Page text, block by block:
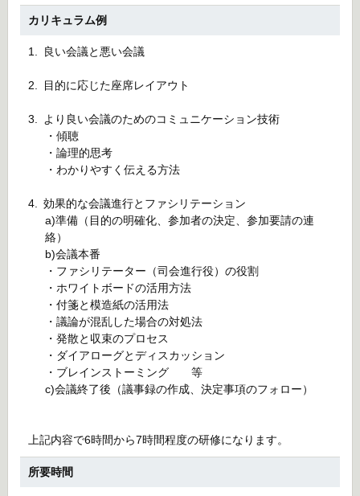
カリキュラム例
1. 良い会議と悪い会議
2. 目的に応じた座席レイアウト
3.
より良い会議のためのコミュニケーション技術
・傾聴
・論理的思考
・わかりやすく伝える方法
4.
効果的な会議進行とファシリテーション
a)準備（目的の明確化、参加者の決定、参加要請の連
絡）
b)会議本番
・ファシリテーター（司会進行役）の役割
・ホワイトボードの活用方法
・付箋と模造紙の活用法
・議論が混乱した場合の対処法
・発散と収束のプロセス
・ダイアローグとディスカッション
・ブレインストーミング 等
c)会議終了後（議事録の作成、決定事項のフォロー）
上記内容で6時間から7時間程度の研修になります。
所要時間